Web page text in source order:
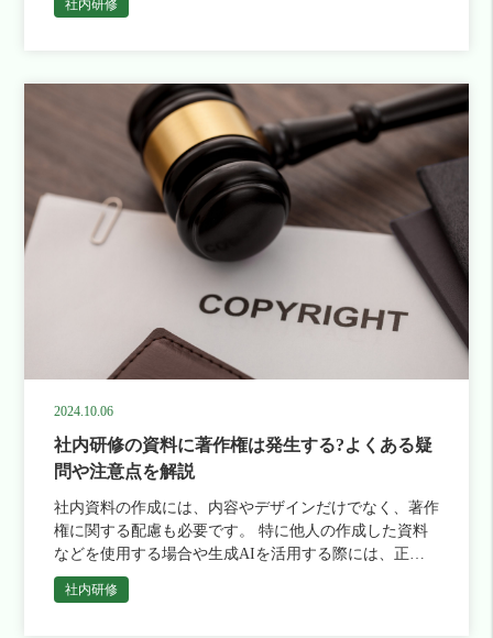
与するための鍵となりま […]
社内研修
2024.10.06
社内研修の資料に著作権は発生する?よくある疑
問や注意点を解説
社内資料の作成には、内容やデザインだけでなく、著作
権に関する配慮も必要です。 特に他人の作成した資料
などを使用する場合や生成AIを活用する際には、正し
い知識と対応が求められます。 こうした権利や法令を
遵守できていないと、 […]
社内研修